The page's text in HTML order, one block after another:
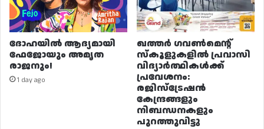
ദോഹയിൽ ആദ്യമായി
ഫേജോയും അമൃത
രാജനും!
1 day ago
ഖത്തർ ഗവൺമെന്റ്
സ്കൂളുകളിൽ പ്രവാസി
വിദ്യാർത്ഥികൾക്ക്
പ്രവേശനം:
രജിസ്ട്രേഷൻ
കേന്ദ്രങ്ങളും
നിബന്ധനകളും
പുറത്തുവിട്ടു